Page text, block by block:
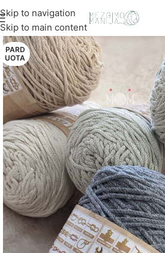
Skip to navigation
Skip to main content
eur!
PARD
UOTA